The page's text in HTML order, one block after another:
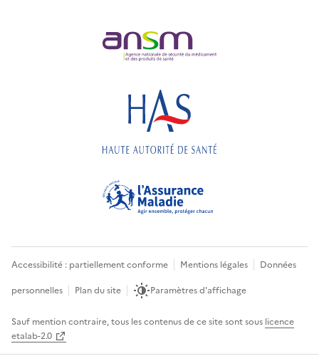
Accessibilité : partiellement conforme Mentions légales
Données
personnelles
Plan du site Paramètres d'affichage
Sauf mention contraire, tous les contenus de ce site sont sous licence
etalab-2.0